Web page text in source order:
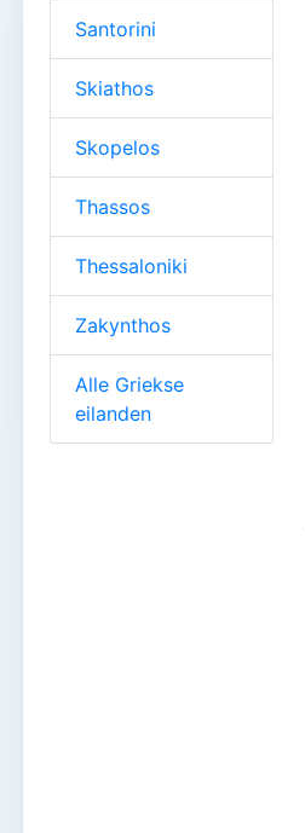
Santorini
Skiathos
Skopelos
Thassos
Thessaloniki
Zakynthos
Alle Griekse
eilanden